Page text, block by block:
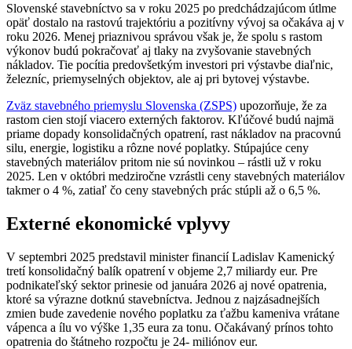
Slovenské stavebníctvo sa v roku 2025 po predchádzajúcom útlme
opäť dostalo na rastovú trajektóriu a pozitívny vývoj sa očakáva aj v
roku 2026. Menej priaznivou správou však je, že spolu s rastom
výkonov budú pokračovať aj tlaky na zvyšovanie stavebných
nákladov. Tie pocítia predovšetkým investori pri výstavbe diaľnic,
železníc, priemyselných objektov, ale aj pri bytovej výstavbe.
Zväz stavebného priemyslu Slovenska (ZSPS) upozorňuje, že za
rastom cien stojí viacero externých faktorov. Kľúčové budú najmä
priame dopady konsolidačných opatrení, rast nákladov na pracovnú
silu, energie, logistiku a rôzne nové poplatky. Stúpajúce ceny
stavebných materiálov pritom nie sú novinkou – rástli už v roku
2025. Len v októbri medziročne vzrástli ceny stavebných materiálov
takmer o 4 %, zatiaľ čo ceny stavebných prác stúpli až o 6,5 %.
Externé ekonomické vplyvy
V septembri 2025 predstavil minister financií Ladislav Kamenický
tretí konsolidačný balík opatrení v objeme 2,7 miliardy eur. Pre
podnikateľský sektor prinesie od januára 2026 aj nové opatrenia,
ktoré sa výrazne dotknú stavebníctva. Jednou z najzásadnejších
zmien bude zavedenie nového poplatku za ťažbu kameniva vrátane
vápenca a ílu vo výške 1,35 eura za tonu. Očakávaný prínos tohto
opatrenia do štátneho rozpočtu je 24- miliónov eur.